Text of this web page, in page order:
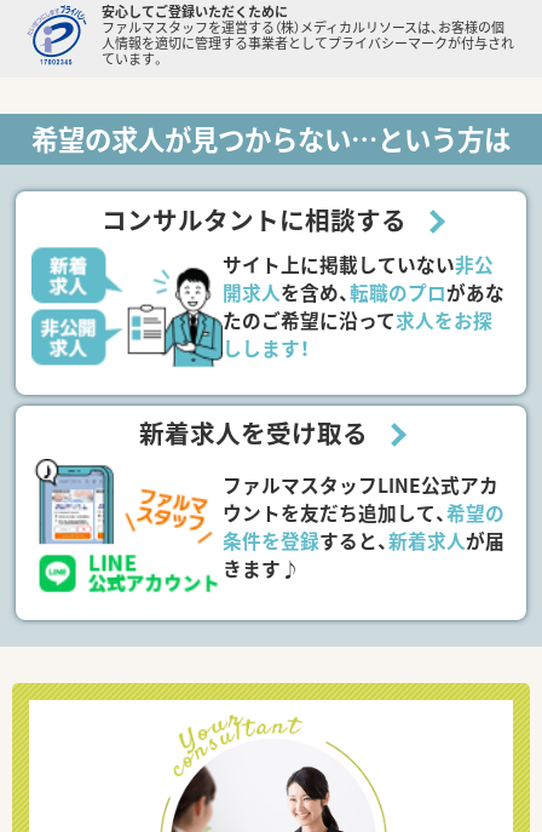
安心してご登録いただくために
ファルマスタッフを運営する（株）メディカルリソースは、お客様の個
人情報を適切に管理する事業者としてプライバシーマークが付与され
ています。
希望の求人が見つからない…という方は
コンサルタントに相談する
サイト上に掲載していない非公
開求人を含め、転職のプロがあな
たのご希望に沿って求人をお探
しします！
新着求人を受け取る
ファルマスタッフLINE公式アカ
ウントを友だち追加して、希望の
条件を登録すると、新着求人が届
きます♪